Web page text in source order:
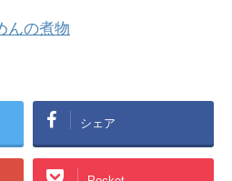
んの煮物
シェア